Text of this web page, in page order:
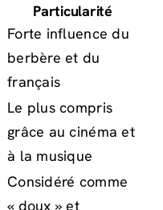
Particularité
Forte influence du
berbère et du
français
Le plus compris
grâce au cinéma et
à la musique
Considéré comme
« doux » et